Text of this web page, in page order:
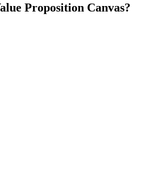
Proposition Canvas?